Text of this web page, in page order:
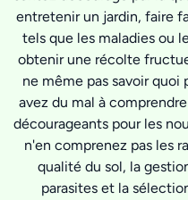
entretenir un jardin, faire
tels que les maladies ou
obtenir une récolte
ne même pas savoir
avez du mal à
décourageants pour les
n'en comprenez pas les
qualité du sol, la
parasites et la